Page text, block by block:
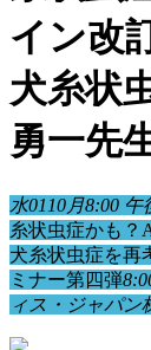
イン改
犬糸状
勇一先
水01 10月8:00 午
糸状虫症かも？
犬糸状虫症を再
ミナー第四弾
ィス・ジャパン